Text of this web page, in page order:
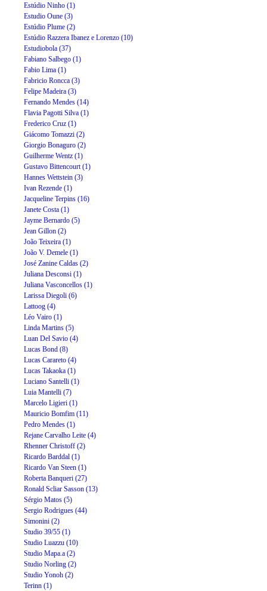
Estúdio Ninho (1)
Estudio Oune (3)
Estúdio Plume (2)
Estúdio Razzera Ibanez e Lorenzo (10)
Estudiobola (37)
Fabiano Salbego (1)
Fabio Lima (1)
Fabricio Roncca (3)
Felipe Madeira (3)
Fernando Mendes (14)
Flavia Pagotti Silva (1)
Frederico Cruz (1)
Giácomo Tomazzi (2)
Giorgio Bonaguro (2)
Guilherme Wentz (1)
Gustavo Bittencourt (1)
Hannes Wettstein (3)
Ivan Rezende (1)
Jacqueline Terpins (16)
Janete Costa (1)
Jayme Bernardo (5)
Jean Gillon (2)
João Teixeira (1)
João V. Demele (1)
José Zanine Caldas (2)
Juliana Desconsi (1)
Juliana Vasconcellos (1)
Larissa Diegoli (6)
Lattoog (4)
Léo Vairo (1)
Linda Martins (5)
Luan Del Savio (4)
Lucas Bond (8)
Lucas Carareto (4)
Lucas Takaoka (1)
Luciano Santelli (1)
Luia Mantelli (7)
Marcelo Ligieri (1)
Mauricio Bomfim (11)
Pedro Mendes (1)
Rejane Carvalho Leite (4)
Rhenner Christoff (2)
Ricardo Barddal (1)
Ricardo Van Steen (1)
Roberta Banqueri (27)
Ronald Scliar Sasson (13)
Sérgio Matos (5)
Sergio Rodrigues (44)
Simonini (2)
Studio 39/55 (1)
Studio Luazzu (10)
Studio Mapa.a (2)
Studio Norling (2)
Studio Yonoh (2)
Terinn (1)